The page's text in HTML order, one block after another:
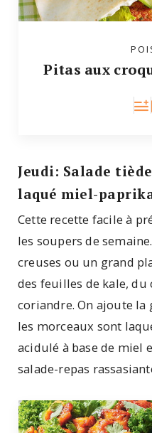
Pitas aux
Jeudi: Salade
laqué miel-
Cette recette facile à
les soupers de
creuses ou un grand
des feuilles de kale, du
coriandre. On ajoute
les morceaux sont
acidulé à base de miel
salade-repas